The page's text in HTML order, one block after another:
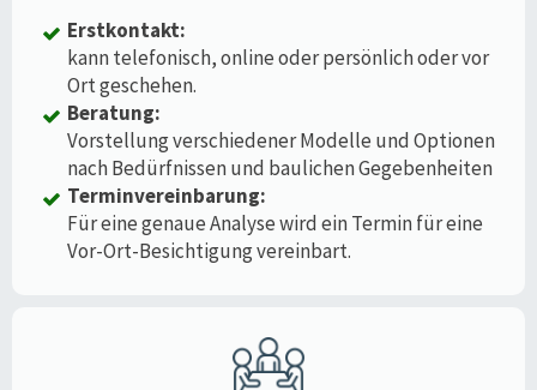
Erstkontakt:
kann telefonisch, online oder persönlich oder vor
Ort geschehen.
Beratung:
Vorstellung verschiedener Modelle und Optionen
nach Bedürfnissen und baulichen Gegebenheiten
Terminvereinbarung:
Für eine genaue Analyse wird ein Termin für eine
Vor-Ort-Besichtigung vereinbart.